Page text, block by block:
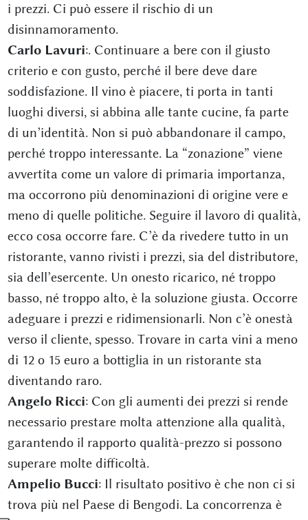
i prezzi. Ci può essere il rischio di un
disinnamoramento.
Carlo Lavuri:. Continuare a bere con il giusto
criterio e con gusto, perché il bere deve dare
soddisfazione. Il vino è piacere, ti porta in tanti
luoghi diversi, si abbina alle tante cucine, fa parte
di un’identità. Non si può abbandonare il campo,
perché troppo interessante. La “zonazione” viene
avvertita come un valore di primaria importanza,
ma occorrono più denominazioni di origine vere e
meno di quelle politiche. Seguire il lavoro di qualità,
ecco cosa occorre fare. C’è da rivedere tutto in un
ristorante, vanno rivisti i prezzi, sia del distributore,
sia dell’esercente. Un onesto ricarico, né troppo
basso, né troppo alto, è la soluzione giusta. Occorre
adeguare i prezzi e ridimensionarli. Non c’è onestà
verso il cliente, spesso. Trovare in carta vini a meno
di 12 o 15 euro a bottiglia in un ristorante sta
diventando raro.
Angelo Ricci: Con gli aumenti dei prezzi si rende
necessario prestare molta attenzione alla qualità,
garantendo il rapporto qualità-prezzo si possono
superare molte difficoltà.
Ampelio Bucci: Il risultato positivo è che non ci si
trova più nel Paese di Bengodi. La concorrenza è